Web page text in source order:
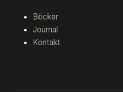
Böcker
Journal
Kontakt